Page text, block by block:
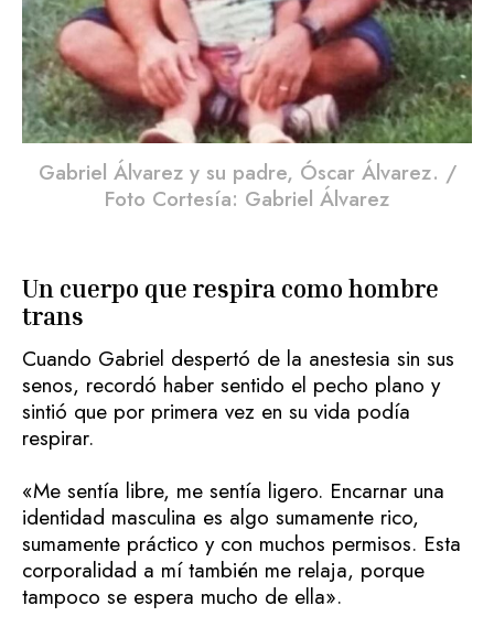
Gabriel Álvarez y su padre, Óscar Álvarez. /
Foto Cortesía: Gabriel Álvarez
Un cuerpo que respira como hombre
trans
Cuando Gabriel despertó de la anestesia sin sus
senos, recordó haber sentido el pecho plano y
sintió que por primera vez en su vida podía
respirar.
«Me sentía libre, me sentía ligero. Encarnar una
identidad masculina es algo sumamente rico,
sumamente práctico y con muchos permisos. Esta
corporalidad a mí también me relaja, porque
tampoco se espera mucho de ella».